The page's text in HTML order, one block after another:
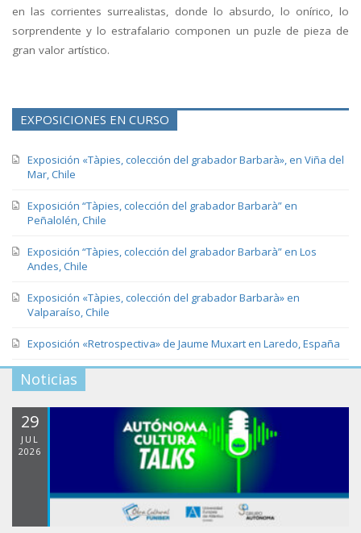
en las corrientes surrealistas, donde lo absurdo, lo onírico, lo
sorprendente y lo estrafalario componen un puzle de pieza de
gran valor artístico.
EXPOSICIONES EN CURSO
Exposición «Tàpies, colección del grabador Barbarà», en Viña del
Mar, Chile
Exposición “Tàpies, colección del grabador Barbarà” en
Peñalolén, Chile
Exposición “Tàpies, colección del grabador Barbarà” en Los
Andes, Chile
Exposición «Tàpies, colección del grabador Barbarà» en
Valparaíso, Chile
Exposición «Retrospectiva» de Jaume Muxart en Laredo, España
Noticias
29
JUL
2026